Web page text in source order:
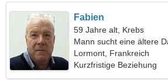
Fabien
59 Jahre alt, Krebs
Mann sucht eine ältere
Lormont, Frankreich
Kurzfristige Beziehung